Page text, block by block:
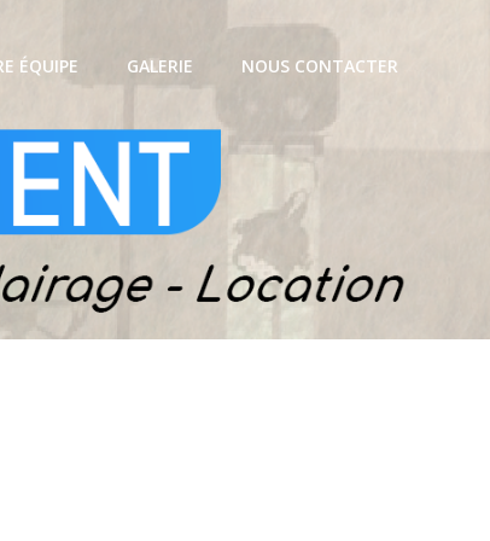
ÉQUIPE GALERIE NOUS CONTACTER